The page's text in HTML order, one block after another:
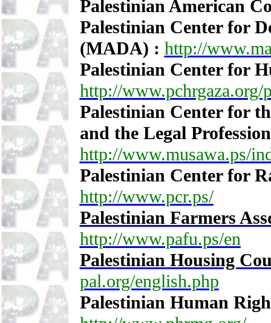
Palestinian American
Palestinian Center for
(MADA) : http://
Palestinian Center for
http://www.pchrgaza.org/
Palestinian Center for
and the Legal
http://www.musawa.ps/
Palestinian Center for
http://www.pcr.ps/
Palestinian Farmers
http://www.pafu.ps/en
Palestinian Housing
pal.org/english.php
Palestinian Human